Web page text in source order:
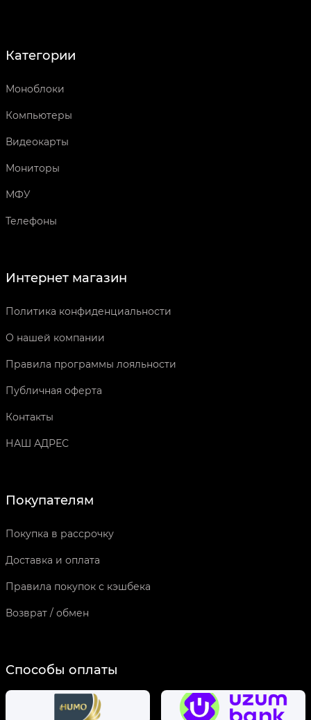
Категории
Моноблоки
Компьютеры
Видеокарты
Мониторы
МФУ
Телефоны
Интернет магазин
Политика конфиденциальности
О нашей компании
Правила программы лояльности
Публичная оферта
Контакты
НАШ АДРЕС
Покупателям
Покупка в рассрочку
Доставка и оплата
Правила покупок с кэшбека
Возврат / обмен
Способы оплаты